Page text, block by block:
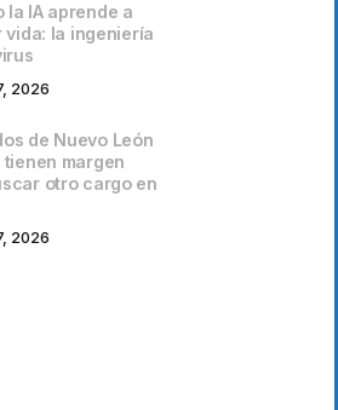
la IA aprende a
vida: la ingeniería
2026
de Nuevo León
margen
otro cargo en
2026